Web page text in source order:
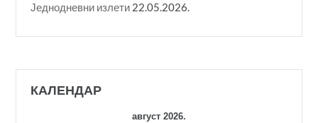
Једнодневни излети 22.05.2026.
КАЛЕНДАР
август 2026.